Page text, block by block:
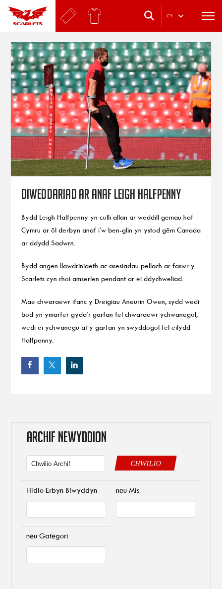
. CY
Diweddariad ar anaf Leigh Halfpenny
Bydd Leigh Halfpenny yn colli allan ar weddill gemau haf
Cymru ar ôl derbyn anaf i’w ben-glin yn ystod gêm Canada
ar ddydd Sadwrn.
Bydd angen llawdriniaeth ac asesiadau pellach ar faswr y
Scarlets cyn rhoi amserlen pendant ar ei ddychweliad.
Mae chwaraewr ifanc y Dreigiau Aneurin Owen, sydd wedi
bod yn ymarfer gyda’r garfan fel chwaraewr ychwanegol,
wedi ei ychwanegu at y garfan yn swyddogol fel eilydd
Halfpenny.
ARCHIF NEWYDDION
CHWILIO
Hidlo Erbyn Blwyddyn neu Mis
neu Gategori